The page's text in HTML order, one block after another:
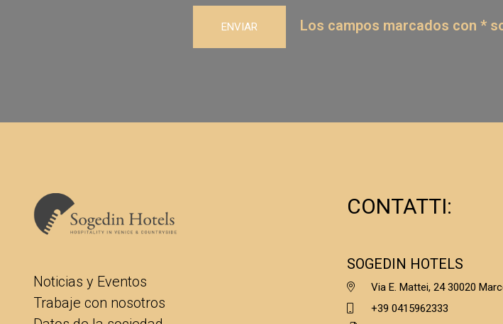
Los campos marcados con *
Noticias y Eventos
Trabaje con nosotros
CONTATTI:
SOGEDIN HOTELS
Via E. Mattei, 24 30020
+39 0415962333